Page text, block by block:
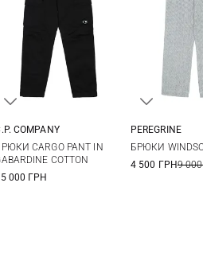
54
56
COMPANY
CARGO PANT IN
COTTON
000 ГРН
PEREGRINE
БРЮКИ
4 500 ГРН9